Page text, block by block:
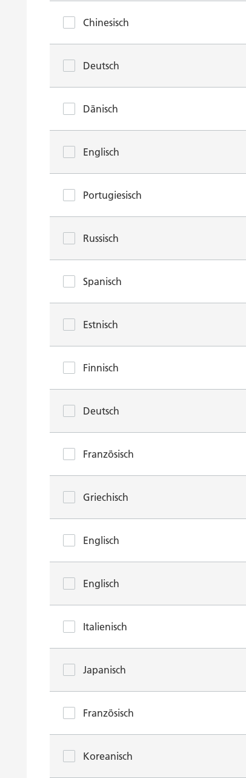
Chinesisch
Deutsch
Dänisch
Englisch
Portugiesisch
Russisch
Spanisch
Estnisch
Finnisch
Deutsch
Französisch
Griechisch
Englisch
Englisch
Italienisch
Japanisch
Französisch
Koreanisch